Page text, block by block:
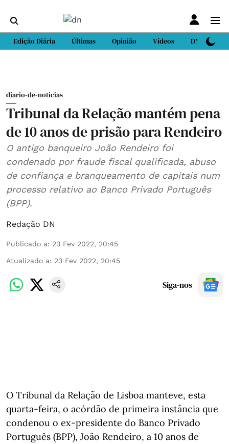
Edição Diária Últimas Opinião Vídeos DN Sport
diario-de-noticias
Tribunal da Relação mantém pena
de 10 anos de prisão para Rendeiro
O antigo banqueiro João Rendeiro foi
condenado por fraude fiscal qualificada, abuso
de confiança e branqueamento de capitais num
processo relativo ao Banco Privado Português
(BPP).
Redação DN
Publicado a: 23 Fev 2022, 20:45
Atualizado a: 23 Fev 2022, 20:45
Siga-nos
O Tribunal da Relação de Lisboa manteve, esta
quarta-feira, o acórdão de primeira instância que
condenou o ex-presidente do Banco Privado
Português (BPP), João Rendeiro, a 10 anos de